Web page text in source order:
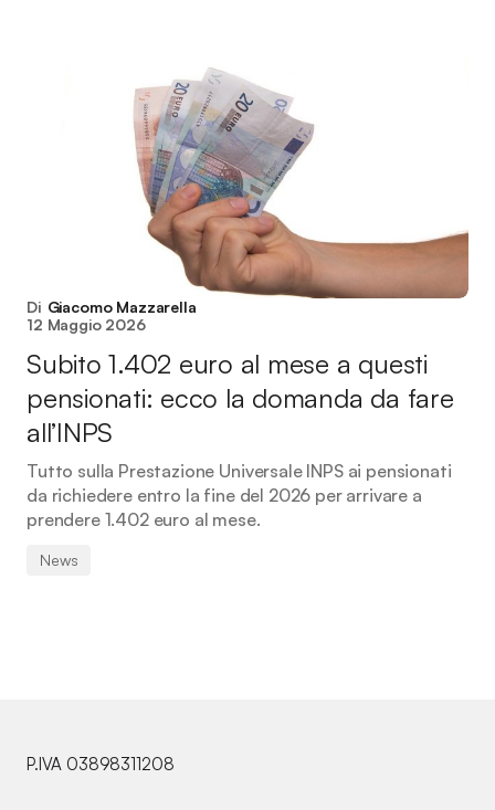
Di Giacomo Mazzarella
12 Maggio 2026
Subito 1.402 euro al mese a questi
pensionati: ecco la domanda da fare
all’INPS
Tutto sulla Prestazione Universale INPS ai pensionati
da richiedere entro la fine del 2026 per arrivare a
prendere 1.402 euro al mese.
News
P.IVA 03898311208